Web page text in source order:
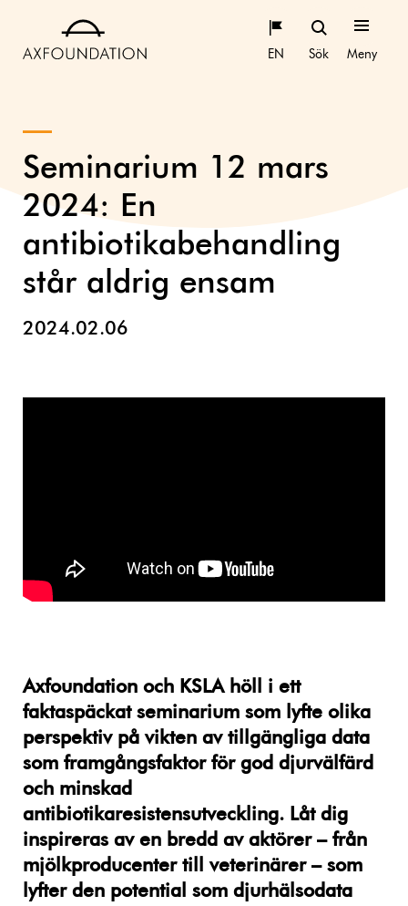
EN Sök Meny
Seminarium 12 mars
2024: En
antibiotikabehandling
står aldrig ensam
2024.02.06
Axfoundation och KSLA höll i ett
faktaspäckat seminarium som lyfte olika
perspektiv på vikten av tillgängliga data
som framgångsfaktor för god djurvälfärd
och minskad
antibiotikaresistensutveckling. Låt dig
inspireras av en bredd av aktörer – från
mjölkproducenter till veterinärer – som
lyfter den potential som djurhälsodata